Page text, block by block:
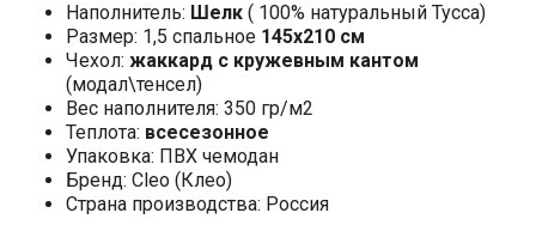
Наполнитель: Шелк ( 100% натуральный Тусса)
Размер: 1,5 спальное 145х210 см
Чехол: жаккард с кружевным кантом
(модал\тенсел)
Вес наполнителя: 350 гр/м2
Теплота: всесезонное
Упаковка: ПВХ чемодан
Бренд: Cleo (Клео)
Страна производства: Россия